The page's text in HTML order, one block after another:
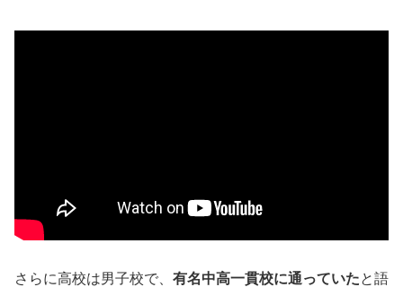
さらに高校は男子校で、 有名中高一貫校に通っていたと語